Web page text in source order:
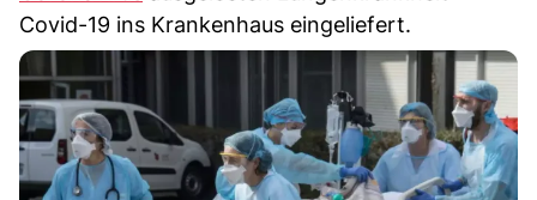
Covid-19 ins Krankenhaus eingeliefert.